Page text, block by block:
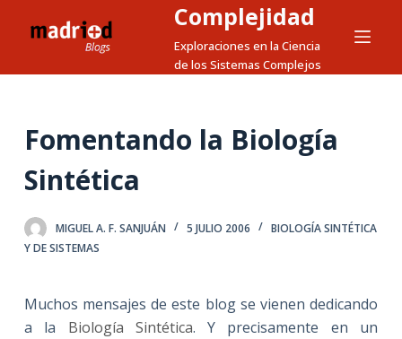
o
n
e
n
Complejidad
Exploraciones en la Ciencia
de los Sistemas Complejos
Fomentando la Biología
Sintética
MIGUEL A. F. SANJUÁN 5 JULIO 2006
BIOLOGÍA SINTÉTICA
Y DE SISTEMAS
Muchos mensajes de este blog se vienen dedicando
a la Biología Sintética. Y precisamente en un